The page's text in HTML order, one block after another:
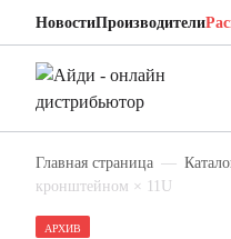
НовостиПроизводители
Главная страница
кронштейном × 11U
АРХИВ
Бокс